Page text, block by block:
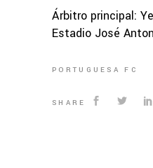
Árbitro principal:
Estadio José
PORTUGUESA FC
SHARE